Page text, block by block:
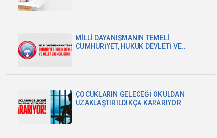
MİLLİ DAYANIŞMANIN TEMELİ
CUMHURİYET, HUKUK DEVLETİ VE
ÇOCUKLARIN GELECEĞİ OKULDAN
UZAKLAŞTIRILDIKÇA KARARIYOR